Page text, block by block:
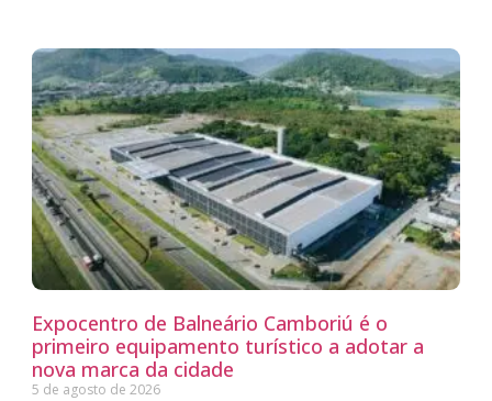
Expocentro de Balneário Camboriú é o
primeiro equipamento turístico a adotar a
nova marca da cidade
5 de agosto de 2026